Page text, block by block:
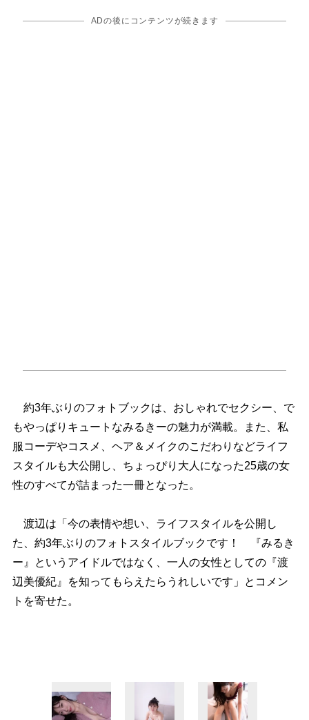
ADの後にコンテンツが続きます
約3年ぶりのフォトブックは、おしゃれでセクシー、で
もやっぱりキュートなみるきーの魅力が満載。また、私
服コーデやコスメ、ヘア＆メイクのこだわりなどライフ
スタイルも大公開し、ちょっぴり大人になった25歳の女
性のすべてが詰まった一冊となった。
渡辺は「今の表情や想い、ライフスタイルを公開し
た、約3年ぶりのフォトスタイルブックです！ 『みるき
ー』というアイドルではなく、一人の女性としての『渡
辺美優紀』を知ってもらえたらうれしいです」とコメン
トを寄せた。